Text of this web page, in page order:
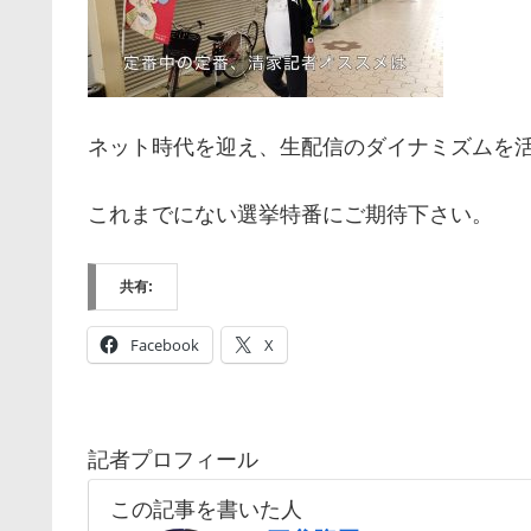
ネット時代を迎え、生配信のダイナミズムを
これまでにない選挙特番にご期待下さい。
共有:
Facebook X
記者プロフィール
この記事を書いた人